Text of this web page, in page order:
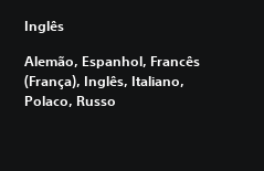
Inglês
Alemão, Espanhol, Francês
(França), Inglês, Italiano,
Polaco, Russo